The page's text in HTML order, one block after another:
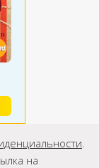
на